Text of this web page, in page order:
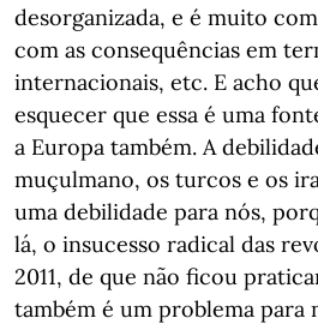
desorganizada, e é muito
com as consequências em
internacionais, etc. E acho
esquecer que essa é uma
a Europa também. A
muçulmano, os turcos e os
uma debilidade para nós,
lá, o insucesso radical das
2011, de que não ficou
também é um problema para